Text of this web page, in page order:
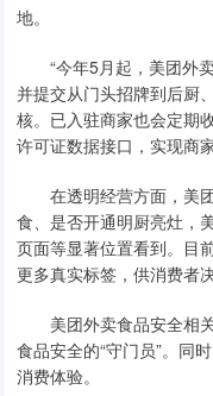
地。
“今年5月起，美团外卖
并提交从门头招牌到后厨
核。已入驻商家也会定期
许可证数据接口，实现商
在透明经营方面，美团
食、是否开通明厨亮灶，
页面等显著位置看到。目
更多真实标签，供消费者
美团外卖食品安全相关
食品安全的“守门员”。同
消费体验。